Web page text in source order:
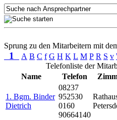
Sprung zu den Mitarbeitern mit
1 A B C f G H K L M P R S v
Telefonliste der
Name
Telefon
1. Bgm. Binder
Dietrich
08237
952530
0160
90664140